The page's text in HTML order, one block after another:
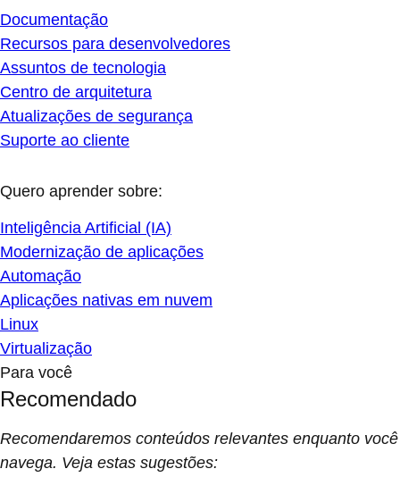
Documentação
Recursos para desenvolvedores
Assuntos de tecnologia
Centro de arquitetura
Atualizações de segurança
Suporte ao cliente
Quero aprender sobre:
Inteligência Artificial (IA)
Modernização de aplicações
Automação
Aplicações nativas em nuvem
Linux
Virtualização
Para você
Recomendado
Recomendaremos conteúdos relevantes enquanto você
navega. Veja estas sugestões: